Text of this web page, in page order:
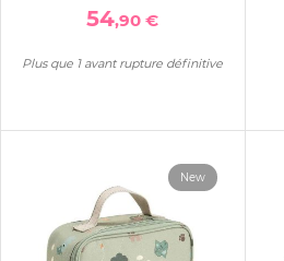
54,90 €
Plus que 1 avant rupture définitive
New